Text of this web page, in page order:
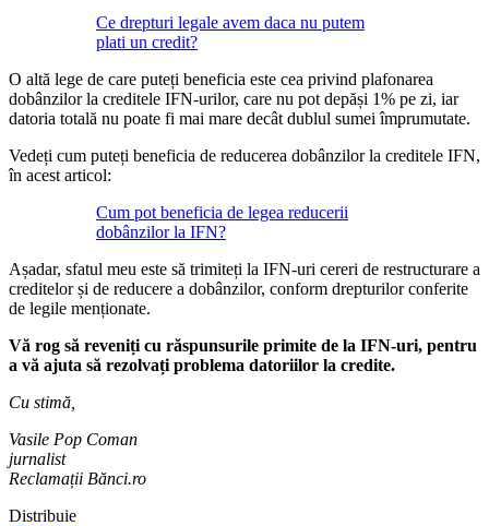
Ce drepturi legale avem daca nu putem
plati un credit?
O altă lege de care puteți beneficia este cea privind plafonarea
dobânzilor la creditele IFN-urilor, care nu pot depăși 1% pe zi, iar
datoria totală nu poate fi mai mare decât dublul sumei împrumutate.
Vedeți cum puteți beneficia de reducerea dobânzilor la creditele IFN,
în acest articol:
Cum pot beneficia de legea reducerii
dobânzilor la IFN?
Așadar, sfatul meu este să trimiteți la IFN-uri cereri de restructurare a
creditelor și de reducere a dobânzilor, conform drepturilor conferite
de legile menționate.
Vă rog să reveniți cu răspunsurile primite de la IFN-uri, pentru
a vă ajuta să rezolvați problema datoriilor la credite.
Cu stimă,
Vasile Pop Coman
jurnalist
Reclamații Bănci.ro
Distribuie